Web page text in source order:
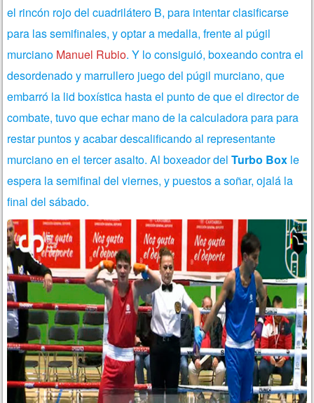
el rincón rojo del cuadrilátero B, para intentar clasificarse
para las semifinales, y optar a medalla, frente al púgil
murciano Manuel Rubio. Y lo consiguió, boxeando contra el
desordenado y marrullero juego del púgil murciano, que
embarró la lid boxística hasta el punto de que el director de
combate, tuvo que echar mano de la calculadora para para
restar puntos y acabar descalificando al representante
murciano en el tercer asalto. Al boxeador delTurbo Box le
espera la semifinal del viernes, y puestos a soñar, ojalá la
final del sábado.